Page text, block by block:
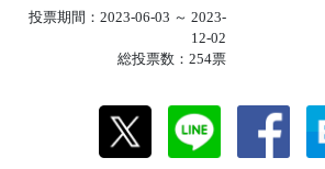
投票期間：2023-06-03 ～ 2023-
12-02
総投票数：254票